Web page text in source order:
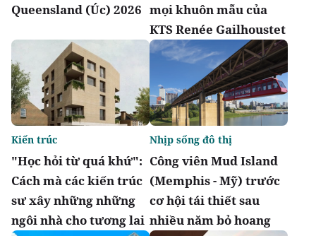
Queensland (Úc) 2026 mọi khuôn mẫu của
KTS Renée Gailhoustet
"Học hỏi từ quá khứ":
Cách mà các kiến trúc
sư xây những những
ngôi nhà cho tương lai
Kiến trúc
Công viên Mud Island
(Memphis - Mỹ) trước
cơ hội tái thiết sau
nhiều năm bỏ hoang
Nhịp sống đô thị